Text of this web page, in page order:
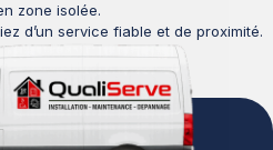
zone isolée.
d’un service fiable et de proximité.